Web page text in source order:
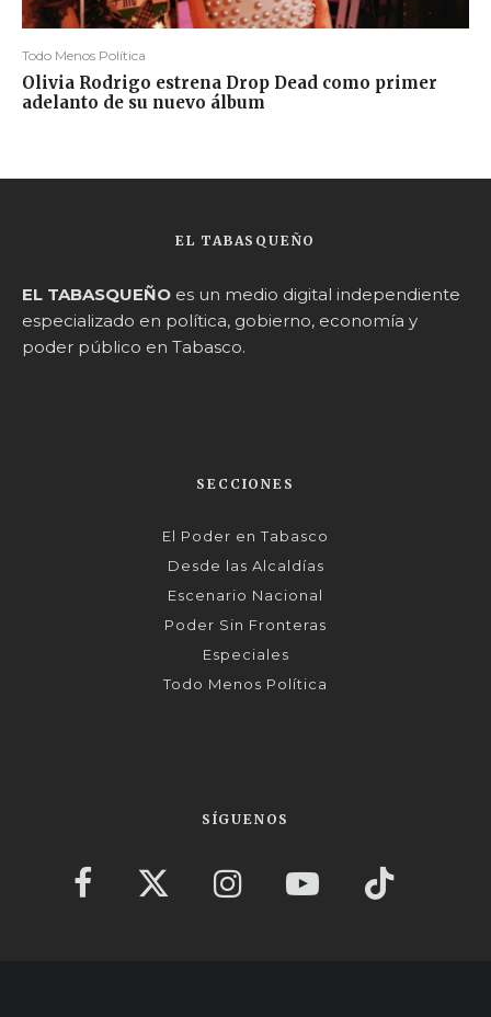
Todo Menos Política
Olivia Rodrigo estrena Drop Dead como primer
adelanto de su nuevo álbum
EL TABASQUEÑO
EL TABASQUEÑO es un medio digital independiente
especializado en política, gobierno, economía y
poder público en Tabasco.
SECCIONES
El Poder en Tabasco
Desde las Alcaldías
Escenario Nacional
Poder Sin Fronteras
Especiales
Todo Menos Política
SÍGUENOS